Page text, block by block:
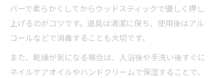
バーで柔らかくしてからウッドスティックで優しく押し
上げるのがコツです。道具は清潔に保ち、使用後はアル
コールなどで消毒することも大切です。
また、乾燥が気になる場合は、入浴後や手洗い後すぐに
ネイルケアオイルやハンドクリームで保湿することで、